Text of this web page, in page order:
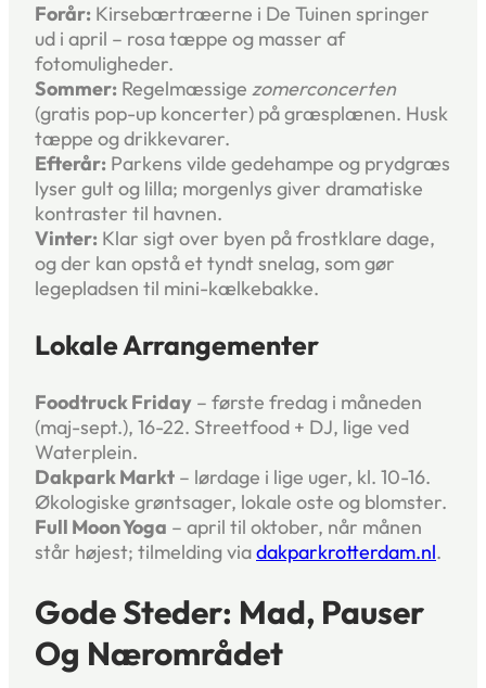
Forår: Kirsebærtræerne i De Tuinen springer
ud i april – rosa tæppe og masser af
fotomuligheder.
Sommer: Regelmæssige zomerconcerten
(gratis pop-up koncerter) på græsplænen. Husk
tæppe og drikkevarer.
Efterår: Parkens vilde gedehampe og prydgræs
lyser gult og lilla; morgenlys giver dramatiske
kontraster til havnen.
Vinter: Klar sigt over byen på frostklare dage,
og der kan opstå et tyndt snelag, som gør
legepladsen til mini-kælkebakke.
Lokale Arrangementer
Foodtruck Friday – første fredag i måneden
(maj-sept.), 16-22. Streetfood + DJ, lige ved
Waterplein.
Dakpark Markt – lørdage i lige uger, kl. 10-16.
Økologiske grøntsager, lokale oste og blomster.
Full Moon Yoga – april til oktober, når månen
står højest; tilmelding viadakparkrotterdam.nl.
Gode Steder: Mad, Pauser
Og Nærområdet